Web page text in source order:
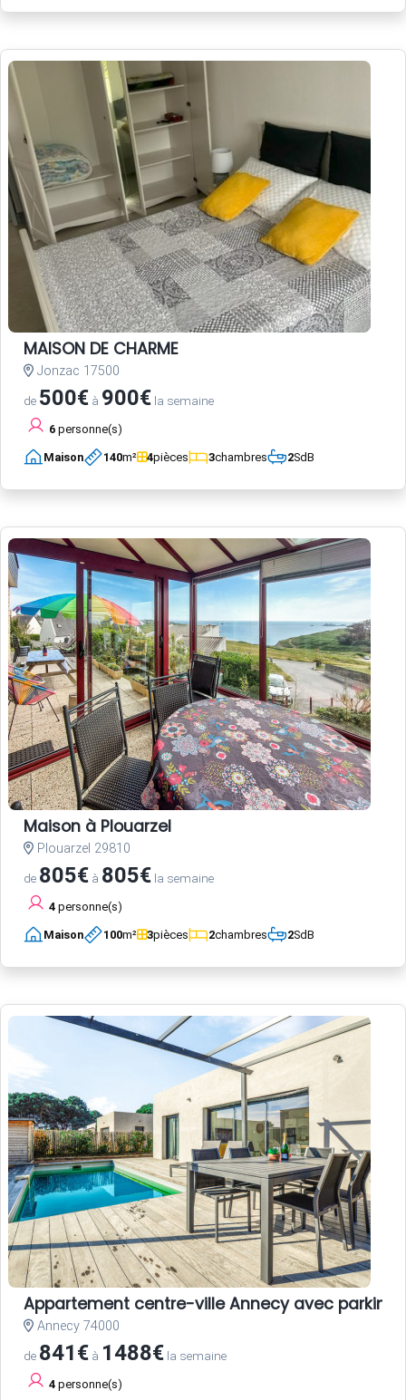
MAISON DE CHARME
Jonzac 17500
de 500€ à 900€ la semaine
6 personne(s)
Maison 140m² 4pièces 3chambres 2SdB
Maison à Plouarzel
Plouarzel 29810
de 805€ à 805€ la semaine
4 personne(s)
Maison 100m² 3pièces 2chambres 2SdB
Appartement centre-ville Annecy avec parking
Annecy 74000
de 841€ à 1488€ la semaine
4 personne(s)